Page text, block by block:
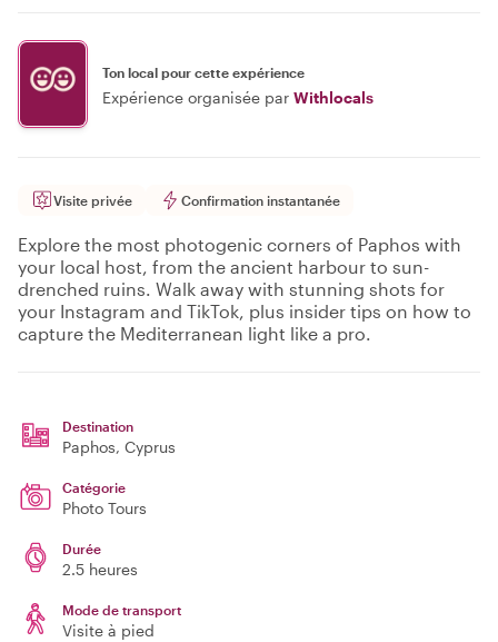
Ton local pour cette expérience
Expérience organisée par Withlocals
Visite privée Confirmation instantanée
Explore the most photogenic corners of Paphos with
your local host, from the ancient harbour to sun-
drenched ruins. Walk away with stunning shots for
your Instagram and TikTok, plus insider tips on how to
capture the Mediterranean light like a pro.
Destination
Paphos, Cyprus
Catégorie
Photo Tours
Durée
2.5 heures
Mode de transport
Visite à pied